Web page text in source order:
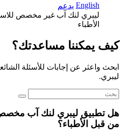
English يدعم
ليبري لنك آب غير مخصص
الأطباء
كيف يمكننا مساعدتك؟
ابحث واعثر عن إجابات للأسئلة
ليبري.
هل تطبيق ليبري لنك آب مخصص
من قبل الأطباء؟